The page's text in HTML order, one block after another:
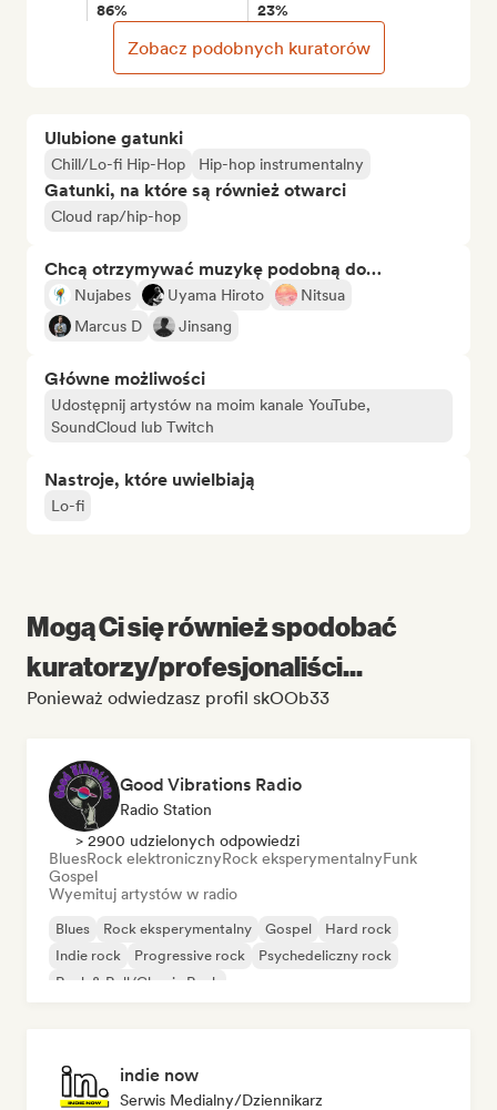
Ulubione gatunki
Chill/Lo-fi Hip-Hop Hip-hop instrumentalny
Gatunki, na które są również otwarci
Cloud rap/hip-hop
Chcą otrzymywać muzykę podobną do…
Nujabes Uyama Hiroto
Nitsua
Marcus D
Jinsang
Główne możliwości
Udostępnij artystów na moim kanale YouTube,
SoundCloud lub Twitch
Nastroje, które uwielbiają
Lo-fi
86% 23%
Zobacz podobnych kuratorów
Mogą Ci się również spodobać
kuratorzy/profesjonaliści...
Ponieważ odwiedzasz profil skOOb33
Good Vibrations Radio
Radio Station
> 2900 udzielonych odpowiedzi
BluesRock elektronicznyRock eksperymentalnyFunk
Gospel
Wyemituj artystów w radio
Blues Rock eksperymentalny Gospel
Hard rock
Indie rock
Progressive rock
Psychedeliczny rock
Rock & Roll/Classic Rock
indie now
Serwis Medialny/Dziennikarz